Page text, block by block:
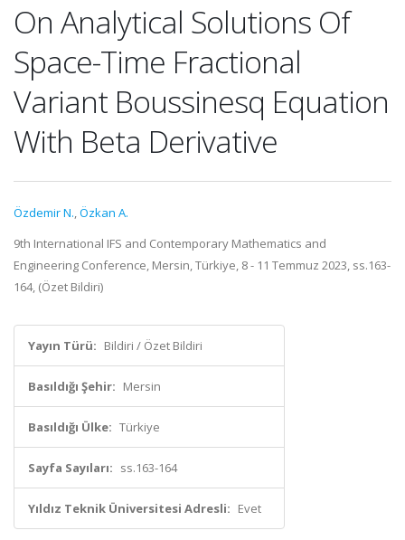
On Analytical Solutions Of
Space-Time Fractional
Variant Boussinesq Equation
With Beta Derivative
Özdemir N.,Özkan A.
9th International IFS and Contemporary Mathematics and
Engineering Conference, Mersin, Türkiye, 8 - 11 Temmuz 2023, ss.163-
164, (Özet Bildiri)
Yayın Türü: Bildiri / Özet Bildiri
Basıldığı Şehir: Mersin
Basıldığı Ülke: Türkiye
Sayfa Sayıları: ss.163-164
Yıldız Teknik Üniversitesi Adresli: Evet